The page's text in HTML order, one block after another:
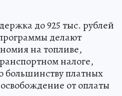
до 925 тыс. рублей
делают
на топливе,
налоге,
большинству платных
от оплаты